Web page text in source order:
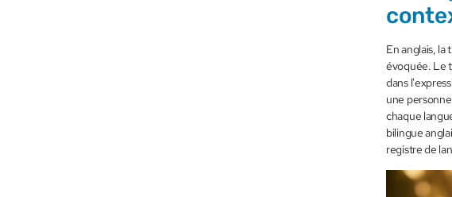
En anglais,
évoquée. Le
dans
une
chaque
bilingue
registre de